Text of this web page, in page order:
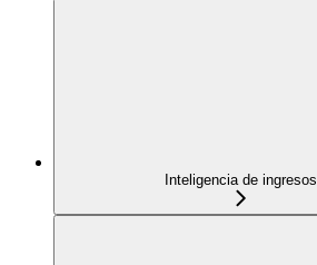
Inteligencia de ingresos